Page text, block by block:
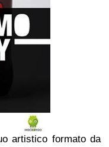
artistico formato da